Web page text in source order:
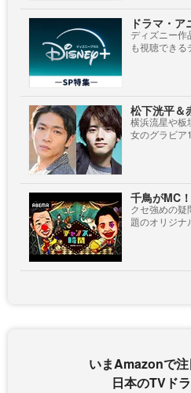
ドラマ・ア
ディズニー作
も視聴でき
松下洸平＆
横浜流星や板
女のグラビア
千鳥がMC
クセ強めの疑
題のオリジナ
いまAmazonで
日本のTVド